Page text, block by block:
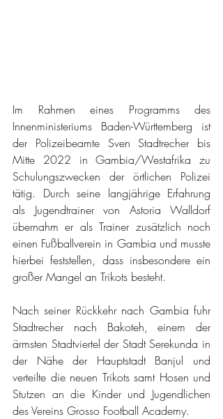
Im Rahmen eines Programms des
Innenministeriums Baden-Württemberg ist
der Polizeibeamte Sven Stadtrecher bis
Mitte 2022 in Gambia/Westafrika zu
Schulungszwecken der örtlichen Polizei
tätig. Durch seine langjährige Erfahrung
als Jugendtrainer von Astoria Walldorf
übernahm er als Trainer zusätzlich noch
einen Fußballverein in Gambia und musste
hierbei feststellen, dass insbesondere ein
großer Mangel an Trikots besteht.
Nach seiner Rückkehr nach Gambia fuhr
Stadtrecher nach Bakoteh, einem der
ärmsten Stadtviertel der Stadt Serekunda in
der Nähe der Hauptstadt Banjul und
verteilte die neuen Trikots samt Hosen und
Stutzen an die Kinder und Jugendlichen
des Vereins Grosso Football Academy.